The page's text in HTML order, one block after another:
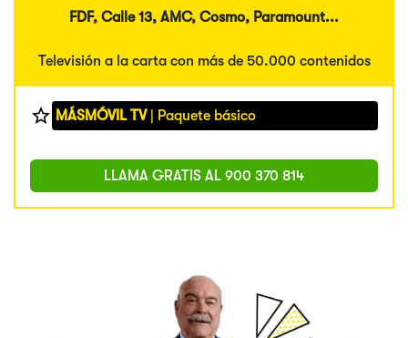
FDF, Calle 13, AMC, Cosmo, Paramount...
Televisión a la carta con más de 50.000 contenidos
MÁSMÓVIL TV| Paquete básico
LLAMA GRATIS AL 900 370 814